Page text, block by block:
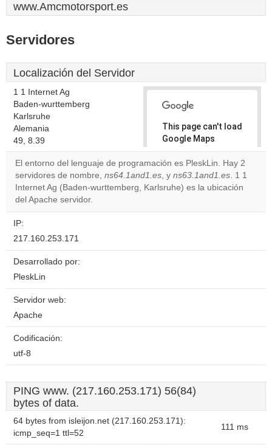
www.Amcmotorsport.es
Servidores
Localización del Servidor
1 1 Internet Ag
Baden-wurttemberg
Karlsruhe
Alemania
49, 8.39
This page can't load
Google Maps
correctly.
Do you
own this
OK
El entorno del lenguaje de programación es PleskLin. Hay 2
servidores de nombre, ns64.1and1.es, y ns63.1and1.es. 1 1
Internet Ag (Baden-wurttemberg, Karlsruhe) es la ubicación
del Apache servidor.
IP:
217.160.253.171
Desarrollado por:
PleskLin
Servidor web:
Apache
Codificación:
utf-8
PING www. (217.160.253.171) 56(84)
bytes of data.
64 bytes from isleijon.net (217.160.253.171):
icmp_seq=1 ttl=52
111 ms